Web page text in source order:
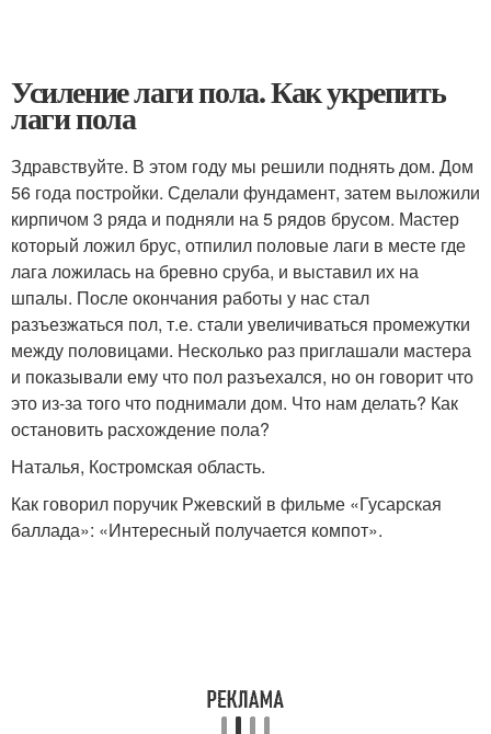
Усиление лаги пола. Как укрепить
лаги пола
Здравствуйте. В этом году мы решили поднять дом. Дом
56 года постройки. Сделали фундамент, затем выложили
кирпичом 3 ряда и подняли на 5 рядов брусом. Мастер
который ложил брус, отпилил половые лаги в месте где
лага ложилась на бревно сруба, и выставил их на
шпалы. После окончания работы у нас стал
разъезжаться пол, т.е. стали увеличиваться промежутки
между половицами. Несколько раз приглашали мастера
и показывали ему что пол разъехался, но он говорит что
это из-за того что поднимали дом. Что нам делать? Как
остановить расхождение пола?
Наталья, Костромская область.
Как говорил поручик Ржевский в фильме «Гусарская
баллада»: «Интересный получается компот».